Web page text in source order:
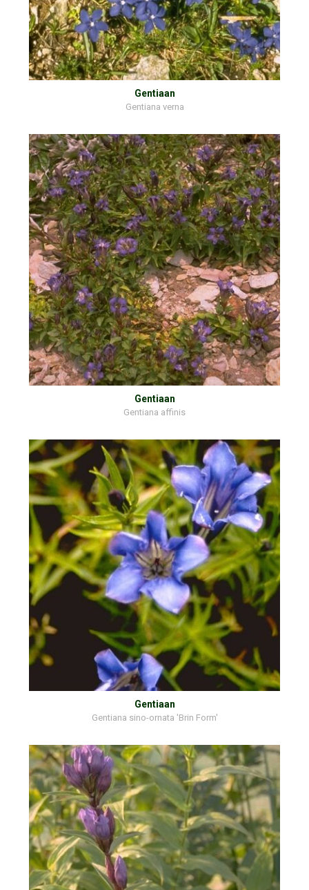
Gentiaan
Gentiana verna
Gentiaan
Gentiana affinis
Gentiaan
Gentiana sino-ornata 'Brin Form'